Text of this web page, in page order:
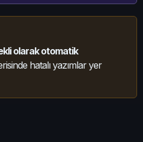
olarak otomatik
hatalı yazımlar yer